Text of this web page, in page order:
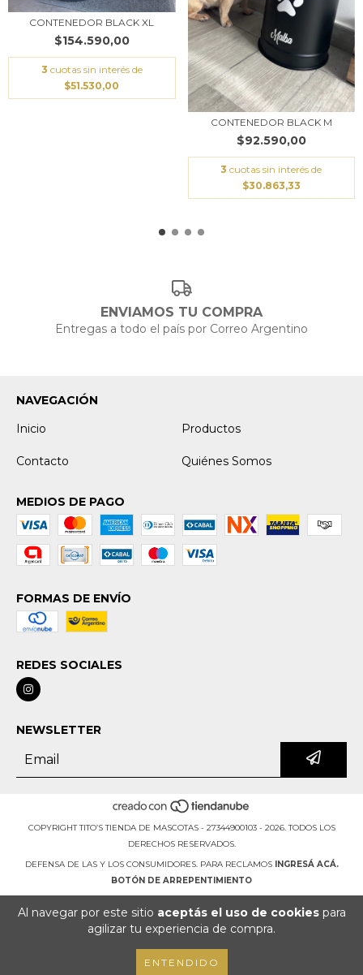
Al navegar por este sitio aceptás el uso de cookiespara
agilizar tu experiencia de compra.
ENTENDIDO
CONTENEDOR BLACK XL
$154.590,00
3 cuotas sin interés de
$51.530,00
CONTENEDOR BLACK M
$92.590,00
3 cuotas sin interés de
$30.863,33
ENVIAMOS TU COMPRA
Entregas a todo el país por Correo Argentino
NAVEGACIÓN
Inicio
Productos
Contacto Quiénes Somos
MEDIOS DE PAGO
FORMAS DE ENVÍO
REDES SOCIALES
NEWSLETTER
COPYRIGHT TITO’S TIENDA DE MASCOTAS - 27344900103 - 2026. TODOS LOS
DERECHOS RESERVADOS.
DEFENSA DE LAS Y LOS CONSUMIDORES. PARA RECLAMOS INGRESÁ ACÁ.
BOTÓN DE ARREPENTIMIENTO